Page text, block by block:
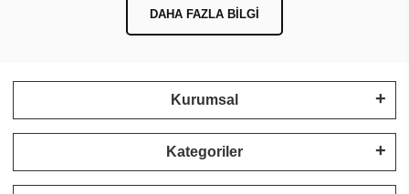
DAHA FAZLA BILGI
Kurumsal
Kategoriler